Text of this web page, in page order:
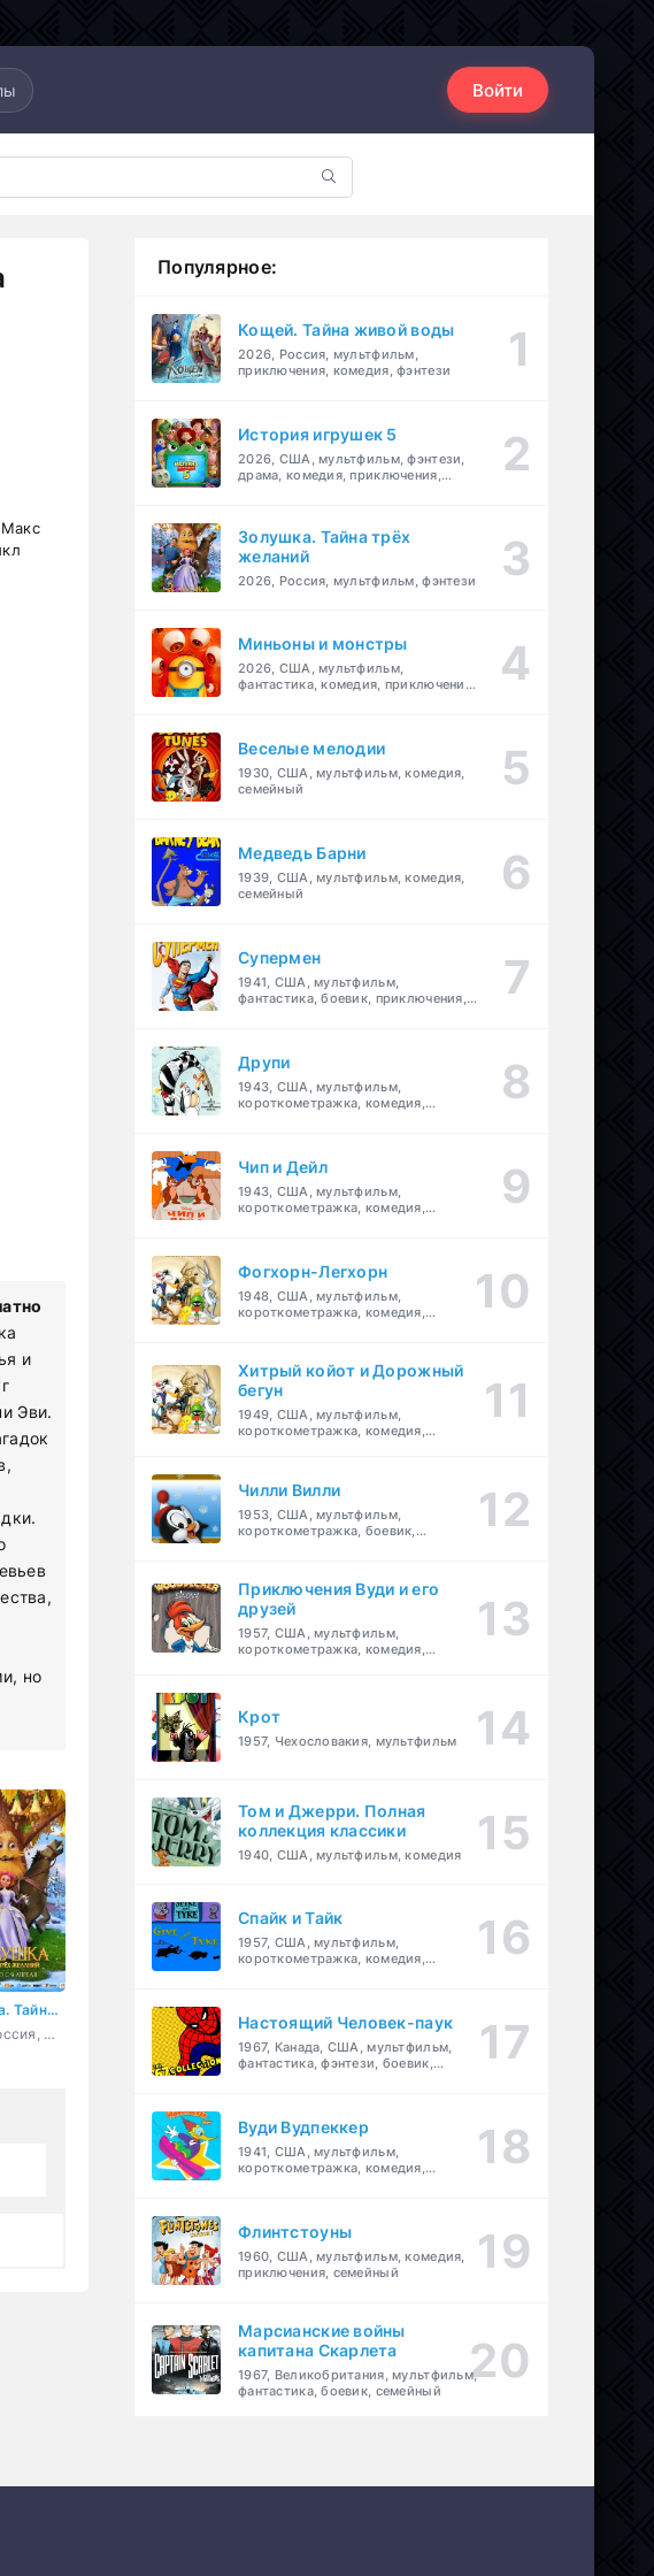
Войти
и
Эви.
но
Золушка. Тайна трёх желаний
2026, Россия, мультфильм, фэнтези
Популярное:
Кощей. Тайна живой воды
2026, Россия, мультфильм,
приключения, комедия, фэнтези
История игрушек 5
2026, США, мультфильм, фэнтези,
драма, комедия, приключения,
Золушка. Тайна трёх
желаний
2026, Россия, мультфильм, фэнтези
Миньоны и монстры
2026, США, мультфильм,
фантастика, комедия, приключения,
Веселые мелодии
1930, США, мультфильм, комедия,
семейный
Медведь Барни
1939, США, мультфильм, комедия,
семейный
Супермен
1941, США, мультфильм,
фантастика, боевик, приключения,
Друпи
1943, США, мультфильм,
короткометражка, комедия,
Чип и Дейл
1943, США, мультфильм,
короткометражка, комедия,
Фогхорн-Легхорн
1948, США, мультфильм,
короткометражка, комедия,
Хитрый койот и Дорожный
бегун
1949, США, мультфильм,
короткометражка, комедия,
Чилли Вилли
1953, США, мультфильм,
короткометражка, боевик,
Приключения Вуди и его
друзей
1957, США, мультфильм,
короткометражка, комедия,
Крот
1957, Чехословакия, мультфильм
Том и Джерри. Полная
коллекция классики
1940, США, мультфильм, комедия
Спайк и Тайк
1957, США, мультфильм,
короткометражка, комедия,
Настоящий Человек-паук
1967, Канада, США, мультфильм,
фантастика, фэнтези, боевик,
Вуди Вудпеккер
1941, США, мультфильм,
короткометражка, комедия,
Флинтстоуны
1960, США, мультфильм, комедия,
приключения, семейный
Марсианские войны
капитана Скарлета
1967, Великобритания, мультфильм,
фантастика, боевик, семейный